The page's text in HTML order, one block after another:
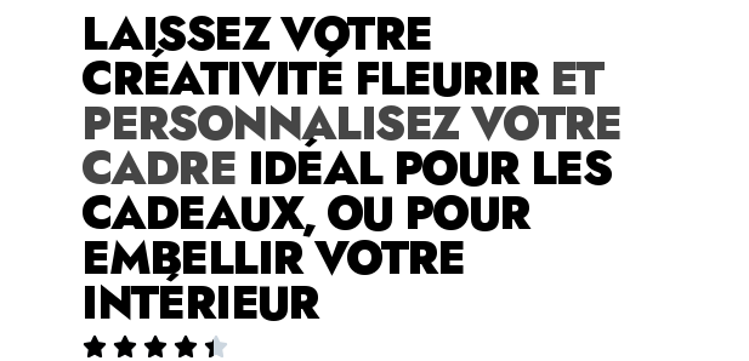
LAISSEZ VOTRE
CRÉATIVITÉ FLEURIR ET
PERSONNALISEZ VOTRE
CADRE IDÉAL POUR LES
CADEAUX, OU POUR
EMBELLIR VOTRE
INTÉRIEUR
    